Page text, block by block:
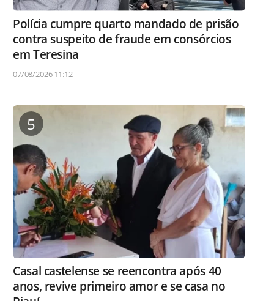
Polícia cumpre quarto mandado de prisão
contra suspeito de fraude em consórcios
em Teresina
07/08/2026 11:12
5
Casal castelense se reencontra após 40
anos, revive primeiro amor e se casa no